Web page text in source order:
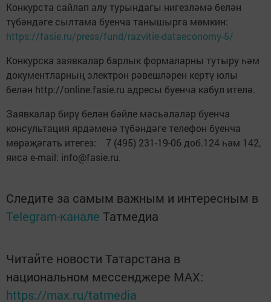
Конкурста сайлап алу турындагы нигезләмә белән
түбәндәге сылтама буенча танышырга мөмкин:
https://fasie.ru/press/fund/razvitie-dataeconomy-5/
Конкурска заявкалар барлык формаларны тутыру һәм
документларның электрон рәвешләрен кертү юлы
белән http://online.fasie.ru адресы буенча кабул ителә.
Заявкалар бирү белән бәйле мәсьәләләр буенча
консультация ярдәменә түбәндәге телефон буенча
мөрәҗәгать итегез: 7 (495) 231-19-06 доб.124 һәм 142,
яисә e-mail: info@fasie.ru.
Следите за самым важным и интересным в
Telegram-канале Татмедиа
Читайте новости Татарстана в
национальном мессенджере MАХ:
https://max.ru/tatmedia